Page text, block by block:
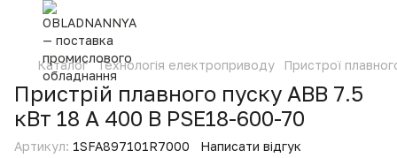
Каталог Технологія електроприводу Пристрої
Пристрій плавного пуску ABB 7.5
кВт 18 А 400 В PSE18-600-70
Артикул: 1SFA897101R7000 Написати відгук